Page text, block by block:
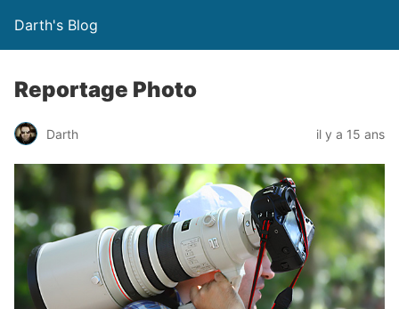
Darth's Blog
Reportage Photo
Darth il y a 15 ans